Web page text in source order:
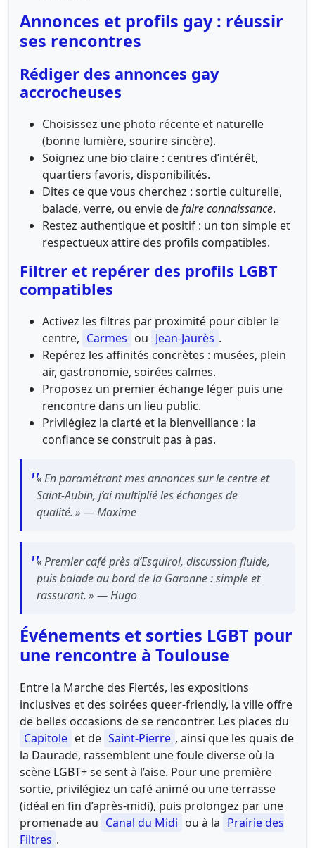
Annonces et profils gay : réussir
ses rencontres
Rédiger des annonces gay
accrocheuses
Choisissez une photo récente et naturelle
(bonne lumière, sourire sincère).
Soignez une bio claire : centres d’intérêt,
quartiers favoris, disponibilités.
Dites ce que vous cherchez : sortie culturelle,
balade, verre, ou envie defaire connaissance.
Restez authentique et positif : un ton simple et
respectueux attire des profils compatibles.
Filtrer et repérer des profils LGBT
compatibles
Activez les filtres par proximité pour cibler le
centre, Carmes ou Jean-Jaurès .
Repérez les affinités concrètes : musées, plein
air, gastronomie, soirées calmes.
Proposez un premier échange léger puis une
rencontre dans un lieu public.
Privilégiez la clarté et la bienveillance : la
confiance se construit pas à pas.
« En paramétrant mes annonces sur le centre et
Saint-Aubin, j’ai multiplié les échanges de
qualité. » — Maxime
« Premier café près d’Esquirol, discussion fluide,
puis balade au bord de la Garonne : simple et
rassurant. » — Hugo
Événements et sorties LGBT pour
une rencontre à Toulouse
Entre la Marche des Fiertés, les expositions
inclusives et des soirées queer-friendly, la ville offre
de belles occasions de se rencontrer. Les places du
Capitole et de Saint-Pierre , ainsi que les quais de
la Daurade, rassemblent une foule diverse où la
scène LGBT+ se sent à l’aise. Pour une première
sortie, privilégiez un café animé ou une terrasse
(idéal en fin d’après-midi), puis prolongez par une
promenade au Canal du Midi ou à la Prairie des
Filtres .